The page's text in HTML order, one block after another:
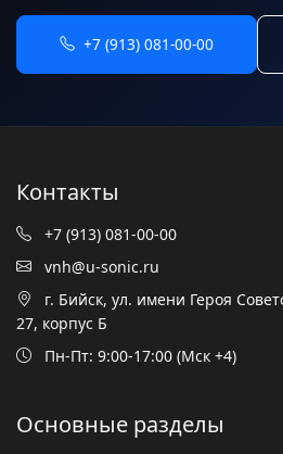
+7 (913) 081-00-00
Контакты
+7 (913) 081-00-00
vnh@u-sonic.ru
г. Бийск, ул. имени Героя
27, корпус Б
Пн-Пт: 9:00-17:00 (Мск +4)
Основные разделы